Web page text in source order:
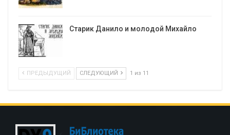
Старик Данило и молодой Михайло
ПРЕДЫДУЩИЙ СЛЕДУЮЩИЙ 1 из 11